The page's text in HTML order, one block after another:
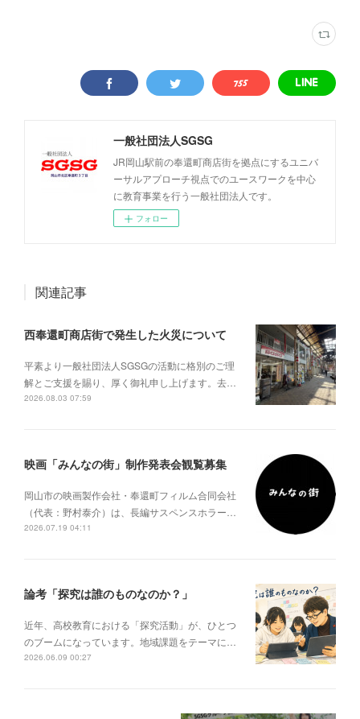
一般社団法人SGSG
JR岡山駅前の奉還町商店街を拠点にするユニバ
ーサルアプローチ視点でのユースワークを中心
に教育事業を行う一般社団法人です。
フォロー
関連記事
西奉還町商店街で発生した火災について
平素より一般社団法人SGSGの活動に格別のご理
解とご支援を賜り、厚く御礼申し上げます。去…
2026.08.03 07:59
映画「みんなの街」制作発表会観覧募集
岡山市の映画製作会社・奉還町フィルム合同会社
（代表：野村泰介）は、長編サスペンスホラー…
2026.07.19 04:11
論考「探究は誰のものなのか？」
近年、高校教育における「探究活動」が、ひとつ
のブームになっています。地域課題をテーマに…
2026.06.09 00:27